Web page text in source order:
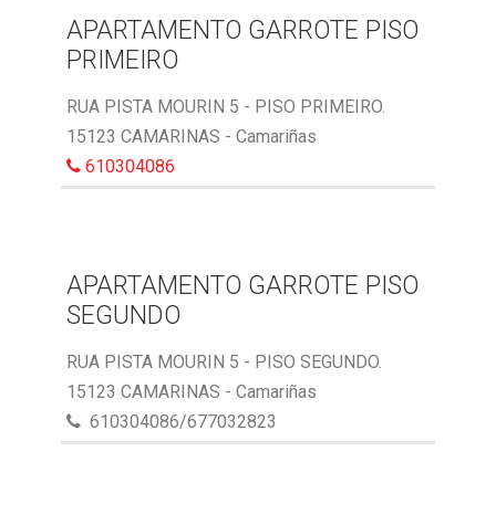
APARTAMENTO GARROTE PISO
PRIMEIRO
RUA PISTA MOURIN 5 - PISO PRIMEIRO.
15123 CAMARINAS - Camariñas
610304086
APARTAMENTO GARROTE PISO
SEGUNDO
RUA PISTA MOURIN 5 - PISO SEGUNDO.
15123 CAMARINAS - Camariñas
610304086/677032823